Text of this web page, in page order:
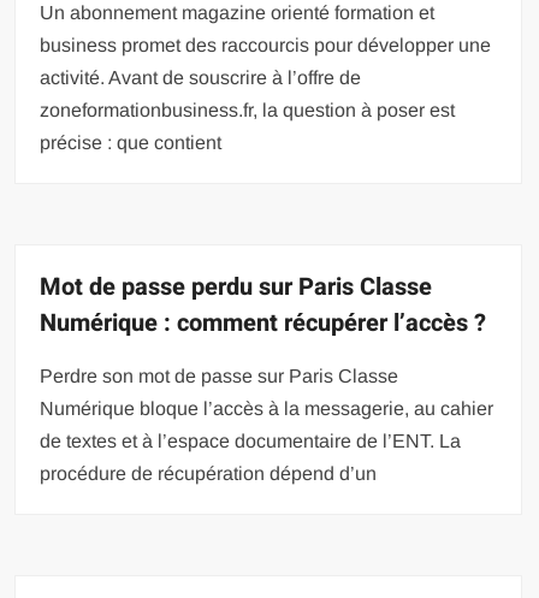
Un abonnement magazine orienté formation et
business promet des raccourcis pour développer une
activité. Avant de souscrire à l’offre de
zoneformationbusiness.fr, la question à poser est
précise : que contient
Mot de passe perdu sur Paris Classe
Numérique : comment récupérer l’accès ?
Perdre son mot de passe sur Paris Classe
Numérique bloque l’accès à la messagerie, au cahier
de textes et à l’espace documentaire de l’ENT. La
procédure de récupération dépend d’un